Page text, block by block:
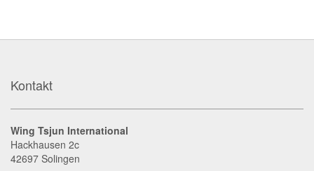
Kontakt
Wing Tsjun International
Hackhausen 2c
42697 Solingen